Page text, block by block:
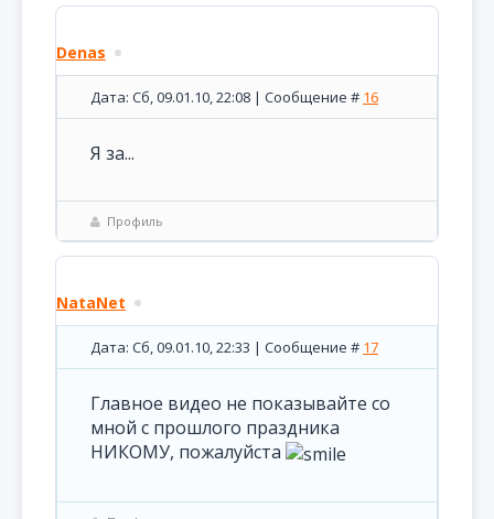
Denas
Дата: Сб, 09.01.10, 22:08 | Сообщение # 16
Я за...
Профиль
NataNet
Дата: Сб, 09.01.10, 22:33 | Сообщение # 17
Главное видео не показывайте со
мной с прошлого праздника
НИКОМУ, пожалуйста